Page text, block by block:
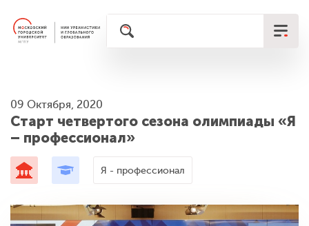
09 Октября, 2020
Старт четвертого сезона олимпиады «Я
– профессионал»
Я - профессионал